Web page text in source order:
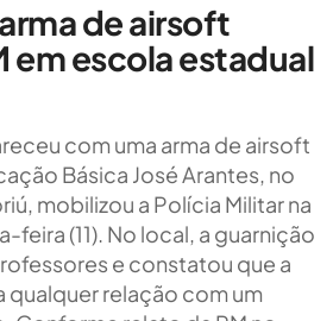
de airsoft
em escola estadual
com uma arma de airsoft
Básica José Arantes, no
mobilizou a Polícia Militar na
feira (11). No local, a guarnição
e constatou que a
qualquer relação com um